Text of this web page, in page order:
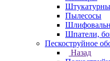
Пылесосы
Шпатели,
Пескоструйное
Назад